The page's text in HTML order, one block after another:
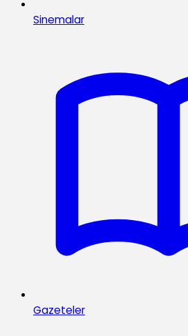
Sinemalar
Gazeteler